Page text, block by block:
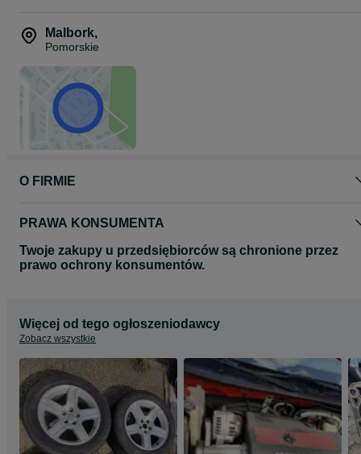
Malbork,
Pomorskie
O FIRMIE
PRAWA KONSUMENTA
Twoje zakupy u przedsiębiorców są chronione przez
prawo ochrony konsumentów.
Więcej od tego ogłoszeniodawcy
Zobacz wszystkie